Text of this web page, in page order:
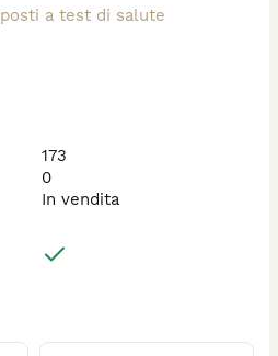
a test di salute
173
0
In vendita